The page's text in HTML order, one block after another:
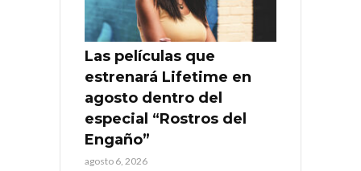
Las películas que
estrenará Lifetime en
agosto dentro del
especial “Rostros del
Engaño”
agosto 6, 2026